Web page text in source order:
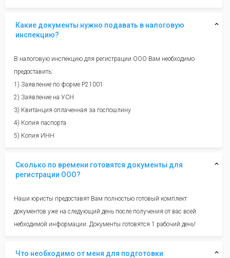
Какие документы нужно подавать в налоговую
инспекцию?
В налоговую инспекцию для регистрации ООО Вам необходимо
предоставить:
1) Заявление по форме Р21001
2) Заявление на УСН
3) Квитанция оплаченная за госпошлину
4) Копия паспорта
5) Копия ИНН
Сколько по времени готовятся документы для
регистрации ООО?
Наши юристы предоставят Вам полностью готовый комплект
документов уже на следующий день после получения от вас всей
небходимой информации. Документы готовятся 1 рабочий день!
Что необходимо от меня для подготовки